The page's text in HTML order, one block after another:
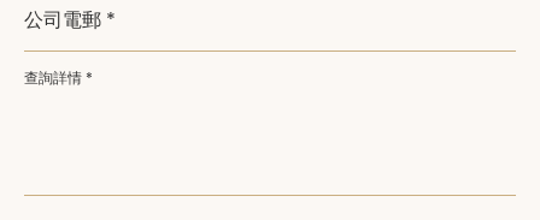
公司電郵 *
查詢詳情 *